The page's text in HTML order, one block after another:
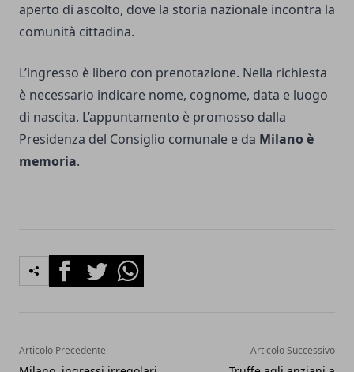
aperto di ascolto, dove la storia nazionale incontra la
comunità cittadina.
L’ingresso è libero con prenotazione. Nella richiesta
è necessario indicare nome, cognome, data e luogo
di nascita. L’appuntamento è promosso dalla
Presidenza del Consiglio comunale e da Milano è
memoria.
FacebookTwitterWhatsapp
Articolo Precedente Articolo Successivo